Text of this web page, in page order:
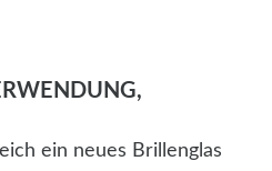
ein neues Brillenglas